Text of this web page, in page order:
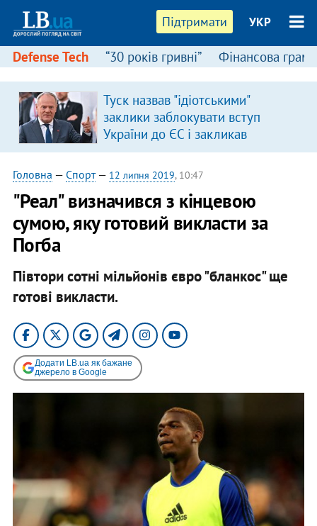
Підтримати УКР
Defense Tech “30 років гривні” Фінансова
Туск назвав "ідіотськими"
заклики заблокувати вступ
України до ЄС і закликав
припинити антиукраїнську
риторику
Головна — Спорт— 12 липня 2019, 10:47
"Реал" визначився з кінцевою
сумою, яку готовий викласти за
Погба
Півтори сотні мільйонів євро "бланкос" ще
готові викласти.
Додати LB.ua як бажане
джерело в Google